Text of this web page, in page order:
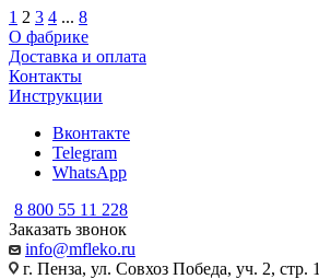
1 2 3 4 ... 8
О фабрике
Доставка и оплата
Контакты
Инструкции
Вконтакте
Telegram
WhatsApp
8 800 55 11 228
Заказать звонок
info@mfleko.ru
г. Пенза, ул. Совхоз Победа, уч. 2, стр. 1